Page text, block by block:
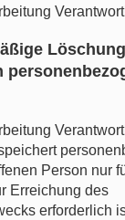
Person nur
Erreichung des
erforderlich